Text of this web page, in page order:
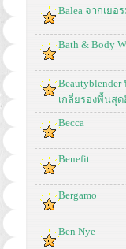
Balea จากเยอ
Bath & Body
เกลี่ยรองพื้นสุ
Becca
Benefit
Bergamo
Ben Nye